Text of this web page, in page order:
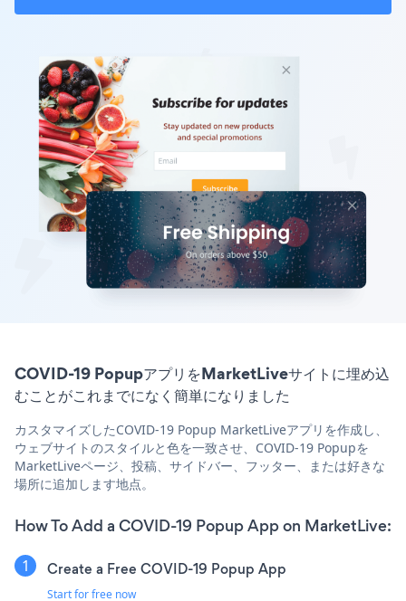
COVID-19 PopupアプリをMarketLiveサイトに埋め込
むことがこれまでになく簡単になりました
カスタマイズしたCOVID-19 Popup MarketLiveアプリを作成し、
ウェブサイトのスタイルと色を一致させ、COVID-19 Popupを
MarketLiveページ、投稿、サイドバー、フッター、または好きな
場所に追加します地点。
How To Add a COVID-19 Popup App on MarketLive:
Create a Free COVID-19 Popup App
Start for free now